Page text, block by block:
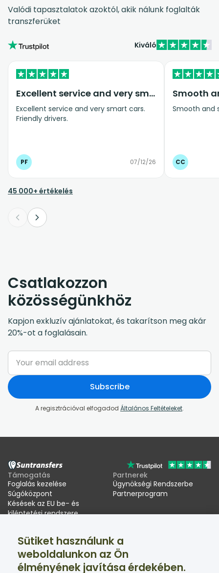
Valódi tapasztalatok azoktól, akik nálunk foglalták
transzferüket
Kiváló
Excellent service and very smart cars
Excellent service and very smart cars.
Friendly drivers.
PF 07/12/26
Smooth
Smooth and
CC
45 000+ értékelés
Csatlakozzon
közösségünkhöz
Kapjon exkluzív ajánlatokat, és takarítson meg akár
20%-ot a foglalásain.
Subscribe
A regisztrációval elfogadod Általános Feltételeket.
Támogatás
Foglalás kezelése
Súgóközpont
Késések az EU be- és
kiléptetési rendszere
Partnerek
Ügynökségi Rendszerbe
Partnerprogram
Suntransfers
Rólunk
Értékelések
Közösségi oldalak
Facebook
Twitter
Sütiket használunk a
weboldalunkon az Ön
élményének javítása érdekében.